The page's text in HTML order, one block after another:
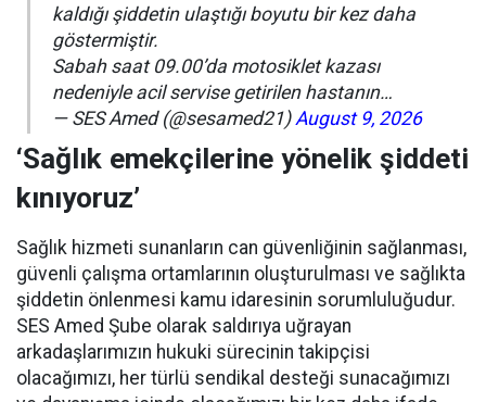
kaldığı şiddetin ulaştığı boyutu bir kez daha
göstermiştir.
Sabah saat 09.00’da motosiklet kazası
nedeniyle acil servise getirilen hastanın…
— SES Amed (@sesamed21) August 9, 2026
‘Sağlık emekçilerine yönelik şiddeti
kınıyoruz’
Sağlık hizmeti sunanların can güvenliğinin sağlanması,
güvenli çalışma ortamlarının oluşturulması ve sağlıkta
şiddetin önlenmesi kamu idaresinin sorumluluğudur.
SES Amed Şube olarak saldırıya uğrayan
arkadaşlarımızın hukuki sürecinin takipçisi
olacağımızı, her türlü sendikal desteği sunacağımızı